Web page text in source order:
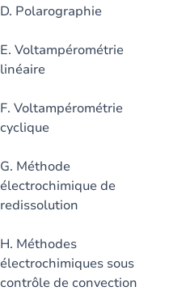
D. Polarographie
E. Voltampérométrie
linéaire
F. Voltampérométrie
cyclique
G. Méthode
électrochimique de
redissolution
H. Méthodes
électrochimiques sous
contrôle de convection